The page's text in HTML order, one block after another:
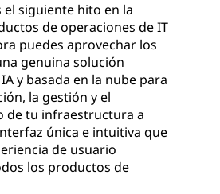
el siguiente hito en la
de operaciones de IT
puedes aprovechar los
genuina solución
y basada en la nube para
la gestión y el
de tu infraestructura a
única e intuitiva que
de usuario
los productos de